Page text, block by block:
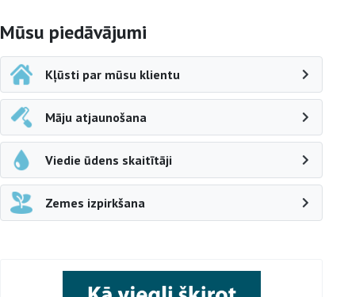
Sāna navigācija
Mūsu piedāvājumi
Kļūsti par mūsu klientu
Māju atjaunošana
Viedie ūdens skaitītāji
Zemes izpirkšana